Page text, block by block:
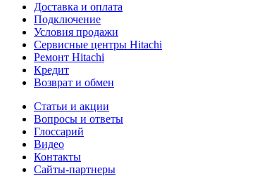
Доставка и оплата
Подключение
Условия продажи
Сервисные центры Hitachi
Ремонт Hitachi
Кредит
Возврат и обмен
Cтатьи и акции
Вопросы и ответы
Глоссарий
Видео
Контакты
Сайты-партнеры